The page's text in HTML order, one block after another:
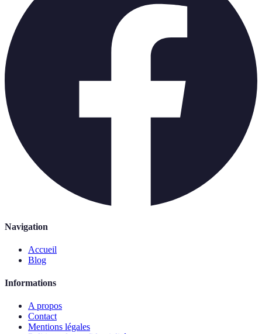
Navigation
Accueil
Blog
Informations
A propos
Contact
Mentions légales